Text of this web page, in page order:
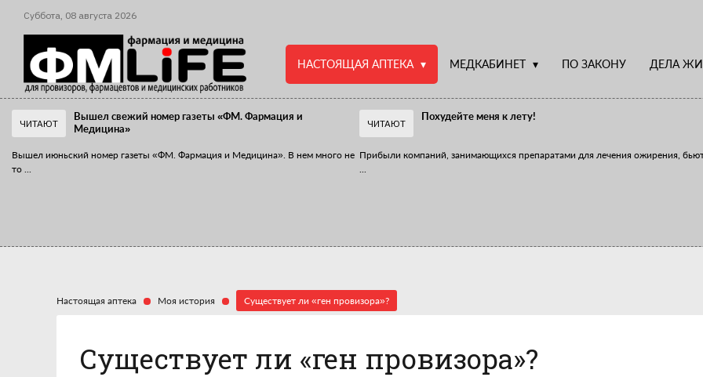
Суббота, 08 августа 2026
НАСТОЯЩАЯ АПТЕКА МЕДКАБИНЕТ ПО ЗАКОНУ ДЕЛА
ЧИТАЮТ
Вышел свежий номер газеты «ФМ. Фармация и
Медицина»
Вышел июньский номер газеты «ФМ. Фармация и Медицина». В нем много не
то
ЧИТАЮТ
Похудейте меня к лету!
Прибыли компаний, занимающихся препаратами для лечения ожирения,
Настоящая аптека Моя история Существует ли «ген провизора»?
Существует ли «ген провизора»?